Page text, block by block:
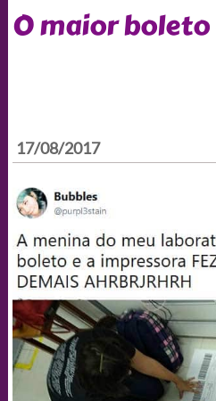
O maior
17/08/2017